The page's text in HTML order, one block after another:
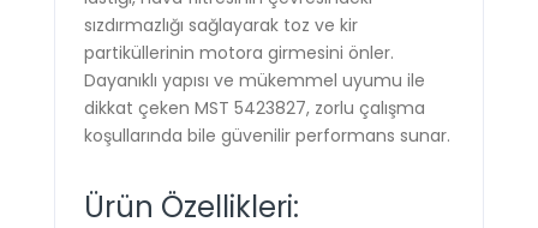
sızdırmazlığı sağlayarak toz ve kir
partiküllerinin motora girmesini önler.
Dayanıklı yapısı ve mükemmel uyumu ile
dikkat çeken MST 5423827, zorlu çalışma
koşullarında bile güvenilir performans sunar.
Ürün Özellikleri: